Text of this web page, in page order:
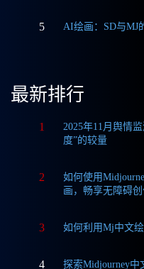
5 AI绘画：SD与MJ
最新排行
1
2025年11月舆情
度”的较量
2
如何使用
画，畅享无障碍创
3 如何利用Mj中文
4
探索Midjourney中